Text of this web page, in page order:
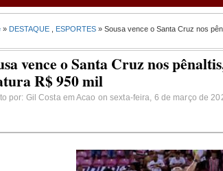
» DESTAQUE ESPORTES » Sousa vence o Santa Cruz nos
vence o Santa Cruz nos
R$ 950 mil
por: Gil Costa em Acao on sexta-feira, 6 de março de